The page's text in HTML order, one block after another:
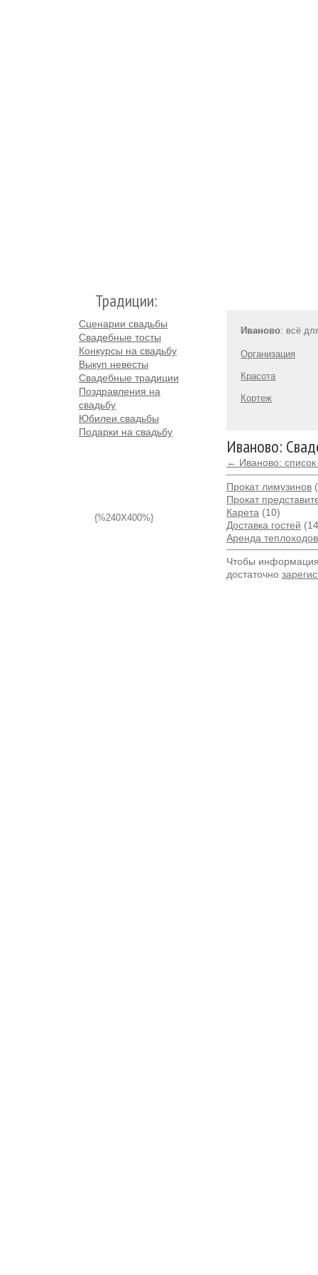
Традиции:
Сценарии свадьбы
Свадебные тосты
Конкурсы на свадьбу
Выкуп невесты
Свадебные традиции
Поздравления на
свадьбу
Юбилеи свадьбы
Подарки на свадьбу
{%240X400%}
Иваново: всё
Организация
Красота
Кортеж
Иваново:
← Иваново:
Прокат лимузинов
Прокат
Карета (10)
Доставка гостей
Аренда
Чтобы
достаточно